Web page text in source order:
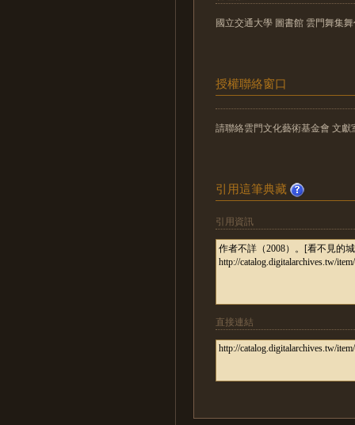
國立交通大學 圖書館 雲門舞集
授權聯絡窗口
請聯絡雲門文化藝術基金會 文
引用這筆典藏
引用資訊
直接連結